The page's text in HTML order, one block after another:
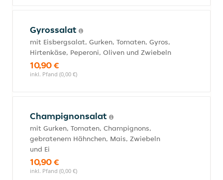
Gyrossalat
mit Eisbergsalat, Gurken, Tomaten, Gyros,
Hirtenkäse, Peperoni, Oliven und Zwiebeln
10,90 €
inkl. Pfand (0,00 €)
Champignonsalat
mit Gurken, Tomaten, Champignons,
gebratenem Hähnchen, Mais, Zwiebeln
und Ei
10,90 €
inkl. Pfand (0,00 €)